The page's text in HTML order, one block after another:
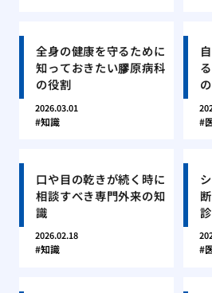
全身の健康を守るために
知っておきたい膠原病科
の役割
2026.03.01
知識
口や目の乾きが続く時に
相談すべき専門外来の知
識
2026.02.18
知識